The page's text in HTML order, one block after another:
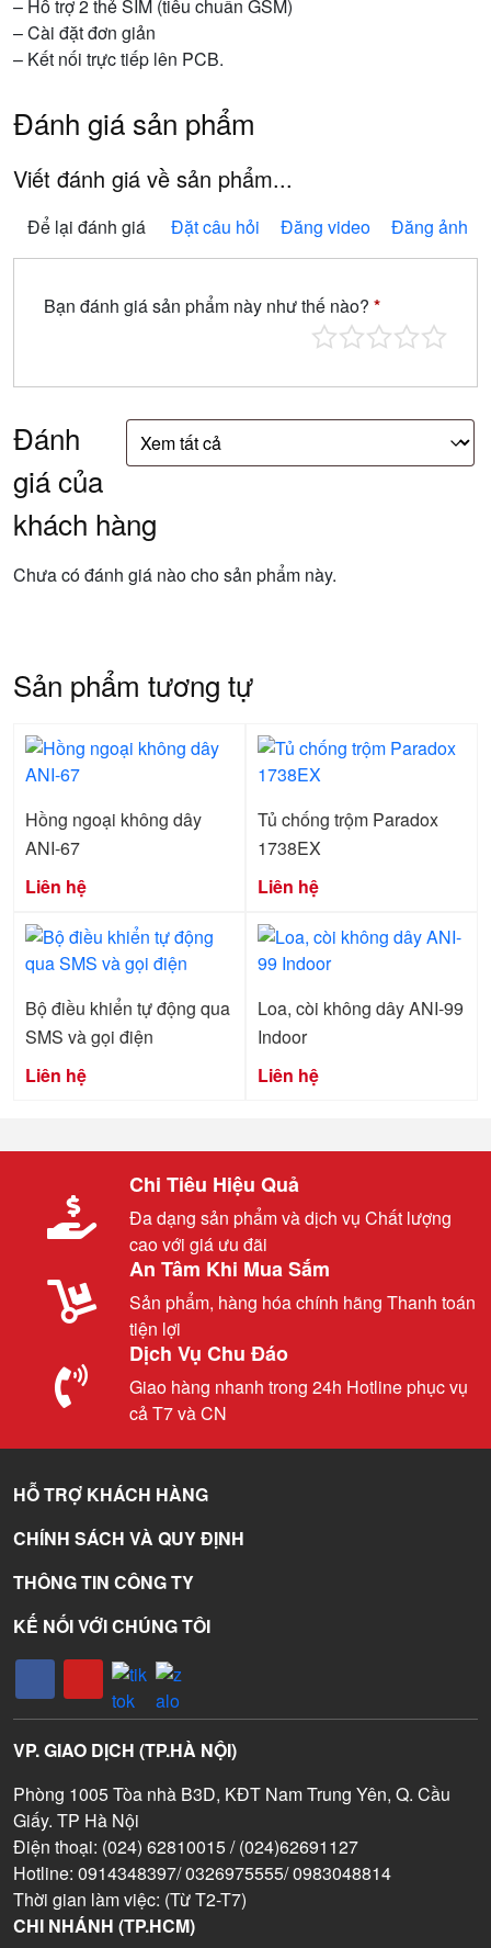
– Hỗ trợ 2 thẻ SIM (tiêu chuẩn GSM)
– Cài đặt đơn giản
– Kết nối trực tiếp lên PCB.
Đánh giá sản phẩm
Viết đánh giá về sản phẩm...
Để lại đánh giá Đặt câu hỏi Đăng video Đăng ảnh
Bạn đánh giá sản phẩm này như thế nào? *
Đánh
giá của
khách hàng
Chưa có đánh giá nào cho sản phẩm này.
Sản phẩm tương tự
Hồng ngoại không dây
ANI-67
Liên hệ
Tủ chống trộm Paradox
1738EX
Liên hệ
Bộ điều khiển tự động qua
SMS và gọi điện
Liên hệ
Loa, còi không dây ANI-99
Indoor
Liên hệ
Chi Tiêu Hiệu Quả
Đa dạng sản phẩm và dịch vụ Chất lượng
cao với giá ưu đãi
An Tâm Khi Mua Sắm
Sản phẩm, hàng hóa chính hãng Thanh toán
tiện lợi
Dịch Vụ Chu Đáo
Giao hàng nhanh trong 24h Hotline phục vụ
cả T7 và CN
HỖ TRỢ KHÁCH HÀNG
CHÍNH SÁCH VÀ QUY ĐỊNH
THÔNG TIN CÔNG TY
KẾ NỐI VỚI CHÚNG TÔI
VP. GIAO DỊCH (TP.HÀ NỘI)
Phòng 1005 Tòa nhà B3D, KĐT Nam Trung Yên, Q. Cầu
Giấy. TP Hà Nội
Điện thoại: (024) 62810015 / (024)62691127
Hotline: 0914348397/ 0326975555/ 0983048814
Thời gian làm việc: (Từ T2-T7)
CHI NHÁNH (TP.HCM)